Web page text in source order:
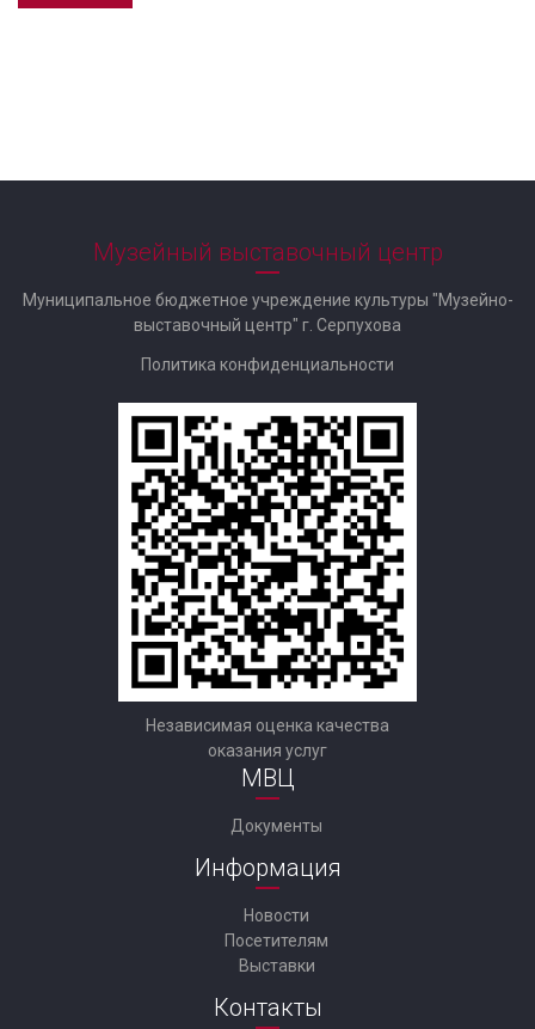
Музейный выставочный центр
Муниципальное бюджетное учреждение культуры "Музейно-
выставочный центр" г. Серпухова
Политика конфиденциальности
Независимая оценка качества
оказания услуг
МВЦ
Документы
Информация
Новости
Посетителям
Выставки
Контакты